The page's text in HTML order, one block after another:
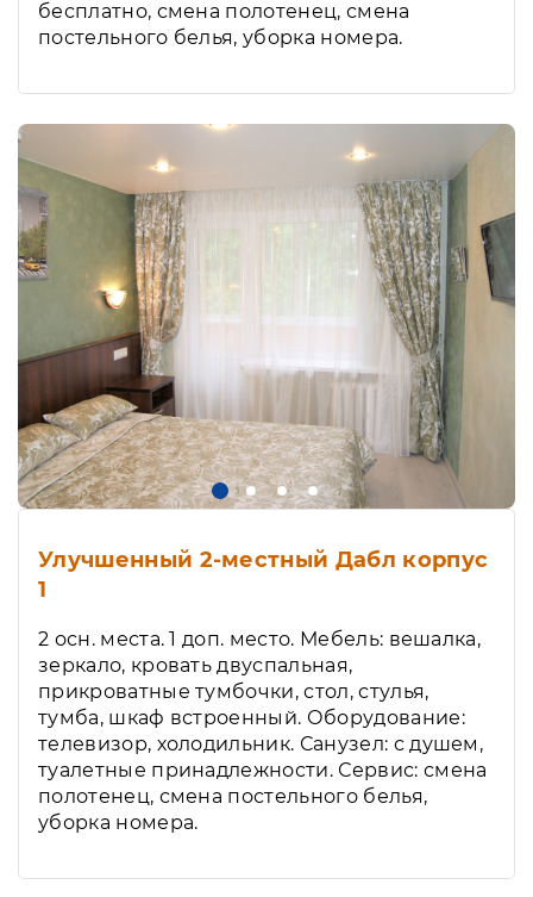
бесплатно, смена полотенец, смена
постельного белья, уборка номера.
Улучшенный 2-местный Дабл корпус
1
2 осн. места. 1 доп. место. Мебель: вешалка,
зеркало, кровать двуспальная,
прикроватные тумбочки, стол, стулья,
тумба, шкаф встроенный. Оборудование:
телевизор, холодильник. Санузел: с душем,
туалетные принадлежности. Сервис: смена
полотенец, смена постельного белья,
уборка номера.